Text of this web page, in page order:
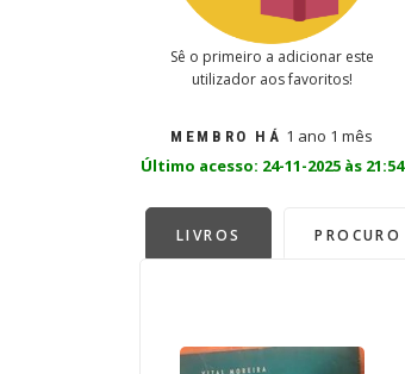
Sê o primeiro a adicionar este
utilizador aos favoritos!
MEMBRO HÁ 1 ano 1 mês
Último acesso: 24-11-2025 às 21:54
LIVROS PROCURO